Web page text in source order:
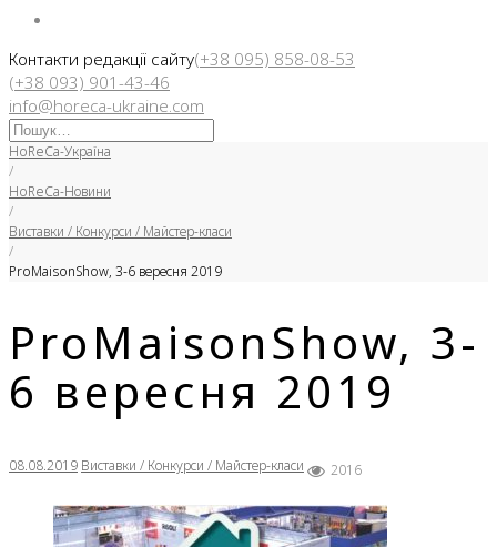
Контакти редакції сайту(+38 095) 858-08-53
(+38 093) 901-43-46
info@horeca-ukraine.com
Искать:
HoReCa-Україна
/
HoReCa-Новини
/
Виставки / Конкурси / Майстер-класи
/
ProMaisonShow, 3-6 вересня 2019
ProMaisonShow, 3-
6 вересня 2019
08.08.2019 Виставки / Конкурси / Майстер-класи 2016